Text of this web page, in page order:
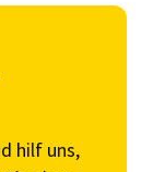
hilf uns,